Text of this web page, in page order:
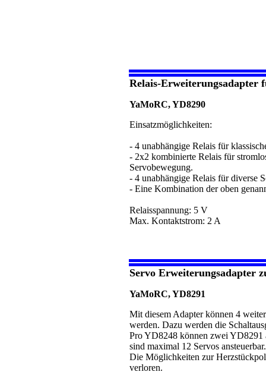
Relais-Erweiterungsadapter
YaMoRC, YD8290
Einsatzmöglichkeiten:
- 4 unabhängige Relais für
- 2x2 kombinierte Relais für
Servobewegung.
- 4 unabhängige Relais für diverse
- Eine Kombination der oben
Relaisspannung: 5 V
Max. Kontaktstrom: 2 A
Servo Erweiterungsadapter
YaMoRC, YD8291
Mit diesem Adapter können 4
werden. Dazu werden die
Pro YD8248 können zwei YD8291
sind maximal 12 Servos ansteuerbar.
Die Möglichkeiten zur
verloren.